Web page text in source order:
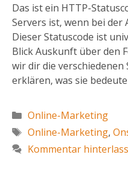
Das ist ein HTTP-
Servers ist, wenn bei
Dieser Statuscode ist
Blick Auskunft über den
wir dir die verschiedenen
erklären, was sie
Kategorien
Online-Marketing
Schlagwörter
Online-Marketing,
Kommentar